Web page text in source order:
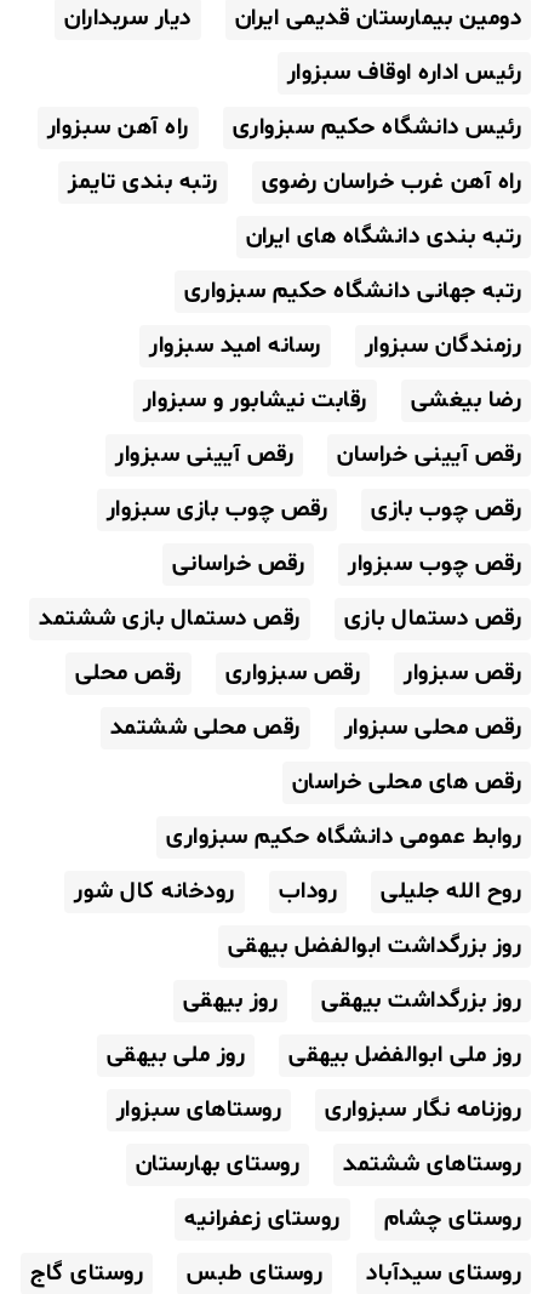
دومین بیمارستان قدیمی ایران
دیار سربداران
رئیس اداره اوقاف سبزوار
رئیس دانشگاه حکیم سبزواری
راه آهن سبزوار
راه آهن غرب خراسان رضوی
رتبه بندی تایمز
رتبه بندی دانشگاه های ایران
رتبه جهانی دانشگاه حکیم سبزواری
رزمندگان سبزوار
رسانه امید سبزوار
رضا بیغشی
رقابت نیشابور و سبزوار
رقص آیینی خراسان
رقص آیینی سبزوار
رقص چوب بازی
رقص چوب بازی سبزوار
رقص چوب سبزوار
رقص خراسانی
رقص دستمال بازی
رقص دستمال بازی ششتمد
رقص سبزوار
رقص سبزواری
رقص محلی
رقص محلی سبزوار
رقص محلی ششتمد
رقص های محلی خراسان
روابط عمومی دانشگاه حکیم سبزواری
روح الله جلیلی
روداب
رودخانه کال شور
روز بزرگداشت ابوالفضل بیهقی
روز بزرگداشت بیهقی
روز بیهقی
روز ملی ابوالفضل بیهقی
روز ملی بیهقی
روزنامه نگار سبزواری
روستاهای سبزوار
روستاهای ششتمد
روستای بهارستان
روستای چشام
روستای زعفرانیه
روستای سیدآباد
روستای طبس روستای گاج